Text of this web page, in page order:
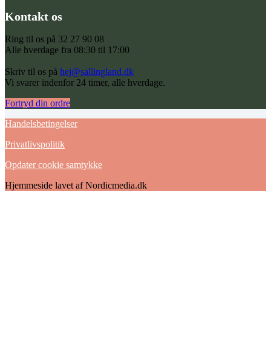
Kontakt os
Ring til os på 32 27 90 08
Alle hverdage fra 08:30 til 17:00
Skriv til os på hej@sallingland.dk
Vi svarer indenfor 24 timer, alle hverdage.
Fortryd din ordre
Handelsbetingelser
Privatlivspolitik
Opdater cookie samtykke
Hjemmeside lavet af Nordicmedia.dk